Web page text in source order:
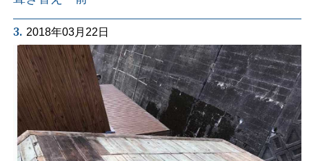
3. 2018年03月22日